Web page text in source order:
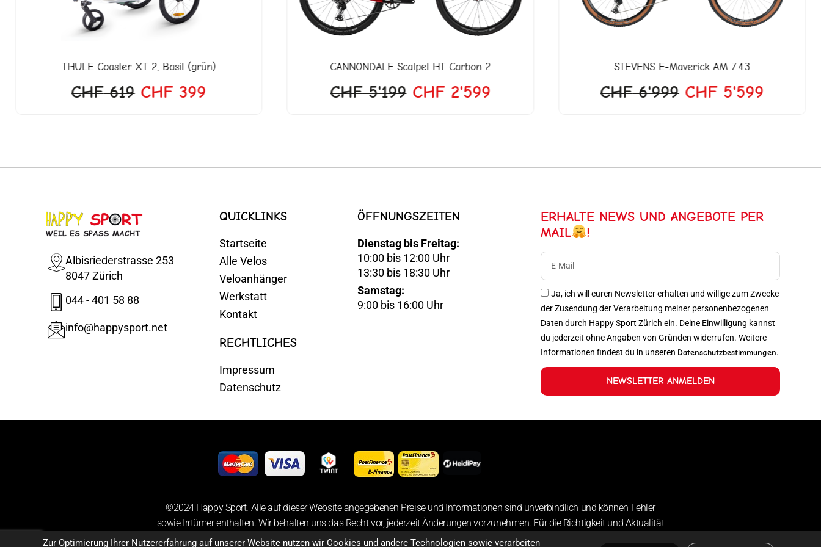
THULECoaster XT 2, Basil (grün)
CHF619 CHF399
CANNONDALEScalpel HT Carbon 2
CHF5'199 CHF2'599
STEVENSE-Maverick AM 7.4.3
CHF6'999 CHF5'599
Albisriederstrasse 253
8047 Zürich
044 - 401 58 88
info@happysport.net
QUICKLINKS
Startseite
Alle Velos
Veloanhänger
Werkstatt
Kontakt
RECHTLICHES
Impressum
Datenschutz
ÖFFNUNGSZEITEN
Dienstag bis Freitag:
10:00 bis 12:00 Uhr
13:30 bis 18:30 Uhr
Samstag:
9:00 bis 16:00 Uhr
ERHALTE NEWS UND ANGEBOTE PER
MAIL
!
Ja, ich will euren Newsletter erhalten und willige zum Zwecke
der Zusendung der Verarbeitung meiner personenbezogenen
Daten durch Happy Sport Zürich ein. Deine Einwilligung kannst
du jederzeit ohne Angaben von Gründen widerrufen. Weitere
Informationen findest du in unseren Datenschutzbestimmungen.
NEWSLETTER ANMELDEN
©2024 Happy Sport. Alle auf dieser Website angegebenen Preise und Informationen sind unverbindlich und können Fehler
sowie Irrtümer enthalten. Wir behalten uns das Recht vor, jederzeit Änderungen vorzunehmen. Für die Richtigkeit und Aktualität
der bereitgestellten Informationen übernehmen wir keine Haftung.
Zur Optimierung Ihrer Nutzererfahrung auf unserer Website nutzen wir Cookies und andere Technologien sowie verarbeiten